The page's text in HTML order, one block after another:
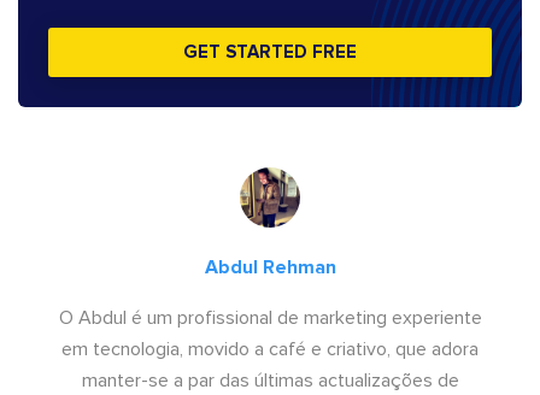
GET STARTED FREE
Abdul Rehman
O Abdul é um profissional de marketing experiente
em tecnologia, movido a café e criativo, que adora
manter-se a par das últimas actualizações de